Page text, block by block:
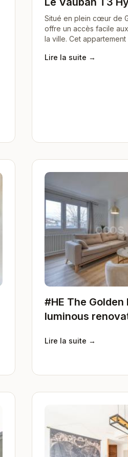
Situé en plein cœur de
offre un accès facile
la ville. Cet
Lire la suite →
#HE The
luminous
Lire la suite →